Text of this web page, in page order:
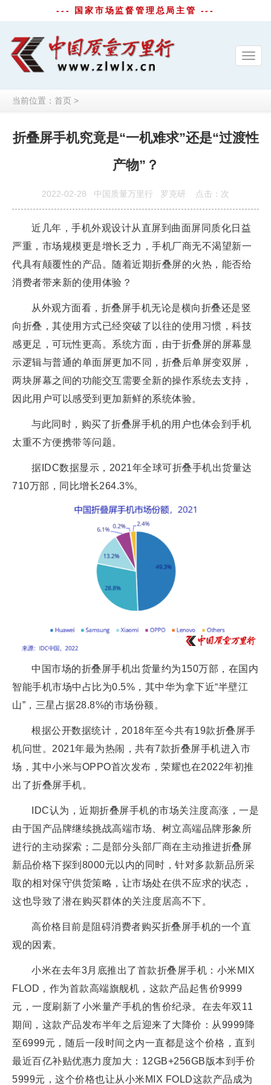
--- 国家市场监督管理总局主管 ---
当前位置： 首页 >
折叠屏手机究竟是“一机难求”还是“过渡性
产物”？
2022-02-28 中国质量万里行 罗克研 点击： 次
近几年，手机外观设计从直屏到曲面屏同质化日益
严重，市场规模更是增长乏力，手机厂商无不渴望新一
代具有颠覆性的产品。随着近期折叠屏的火热，能否给
消费者带来新的使用体验？
从外观方面看，折叠屏手机无论是横向折叠还是竖
向折叠，其使用方式已经突破了以往的使用习惯，科技
感更足，可玩性更高。系统方面，由于折叠屏的屏幕显
示逻辑与普通的单面屏更加不同，折叠后单屏变双屏，
两块屏幕之间的功能交互需要全新的操作系统去支持，
因此用户可以感受到更加新鲜的系统体验。
与此同时，购买了折叠屏手机的用户也体会到手机
太重不方便携带等问题。
据IDC数据显示，2021年全球可折叠手机出货量达
710万部，同比增长264.3%。
中国市场的折叠屏手机出货量约为150万部，在国内
智能手机市场中占比为0.5%，其中华为拿下近“半壁江
山”，三星占据28.8%的市场份额。
根据公开数据统计，2018年至今共有19款折叠屏手
机问世。2021年最为热闹，共有7款折叠屏手机进入市
场，其中小米与OPPO首次发布，荣耀也在2022年初推
出了折叠屏手机。
IDC认为，近期折叠屏手机的市场关注度高涨，一是
由于国产品牌继续挑战高端市场、树立高端品牌形象所
进行的主动探索；二是部分头部厂商在主动推进折叠屏
新品价格下探到8000元以内的同时，针对多款新品所采
取的相对保守供货策略，让市场处在供不应求的状态，
这也导致了潜在购买群体的关注度居高不下。
高价格目前是阻碍消费者购买折叠屏手机的一个直
观的因素。
小米在去年3月底推出了首款折叠屏手机：小米MIX
FLOD，作为首款高端旗舰机，这款产品起售价9999
元，一度刷新了小米量产手机的售价纪录。在去年双11
期间，这款产品发布半年之后迎来了大降价：从9999降
至6999元，随后一段时间之内一直都是这个价格，直到
最近百亿补贴优惠力度加大：12GB+256GB版本到手价
5999元，这个价格也让从小米MIX FOLD这款产品成为